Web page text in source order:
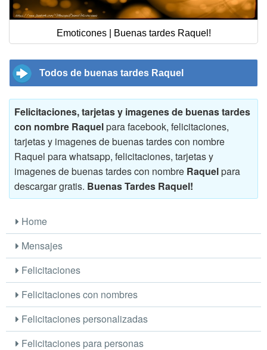
Emoticones | Buenas tardes Raquel!
Todos de buenas tardes Raquel
Felicitaciones, tarjetas y imagenes de buenas tardes
con nombre Raquelpara facebook, felicitaciones,
tarjetas y imagenes de buenas tardes con nombre
Raquel para whatsapp, felicitaciones, tarjetas y
imagenes de buenas tardes con nombre Raquelpara
descargar gratis. Buenas Tardes Raquel!
Home
Mensajes
Felicitaciones
Felicitaciones con nombres
Felicitaciones personalizadas
Felicitaciones para personas